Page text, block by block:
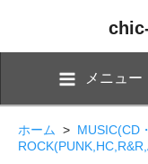
メニュー
ホーム > MUSIC(CD